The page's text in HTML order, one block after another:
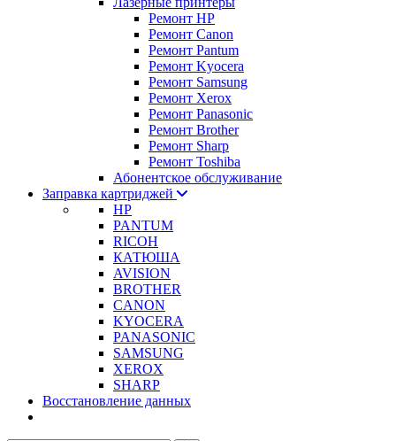
Ремонт HP
Ремонт Canon
Ремонт Pantum
Ремонт Kyocera
Ремонт Samsung
Ремонт Xerox
Ремонт Panasonic
Ремонт Brother
Ремонт Sharp
Ремонт Toshiba
Абонентское обслуживание
Заправка картриджей
HP
PANTUM
RICOH
КАТЮША
AVISION
BROTHER
CANON
KYOCERA
PANASONIC
SAMSUNG
XEROX
SHARP
Восстановление данных